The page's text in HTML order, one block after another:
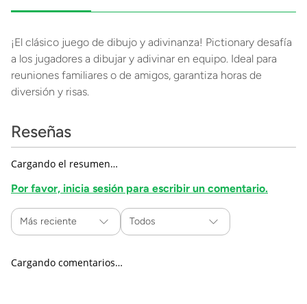
¡El clásico juego de dibujo y adivinanza! Pictionary desafía
a los jugadores a dibujar y adivinar en equipo. Ideal para
reuniones familiares o de amigos, garantiza horas de
diversión y risas.
Reseñas
Cargando el resumen…
Por favor, inicia sesión para escribir un comentario.
Más reciente Todos
Cargando comentarios…